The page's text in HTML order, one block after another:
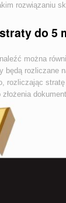
rozwiązaniu
do 5
można
będą rozliczane
rozliczając